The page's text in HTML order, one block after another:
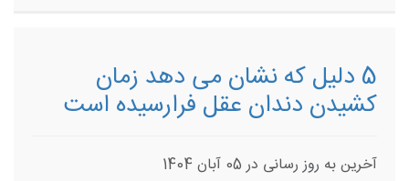
5 دلیل که نشان می دهد زمان
کشیدن دندان عقل فرارسیده است
آخرین به روز رسانی در 05 آبان 1404